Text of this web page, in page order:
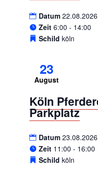
Datum 22.08.2026
Zeit 6:00 - 14:00
Schild köln
23
August
Köln
Parkplatz
Datum 23.08.2026
Zeit 11:00 - 16:00
Schild köln